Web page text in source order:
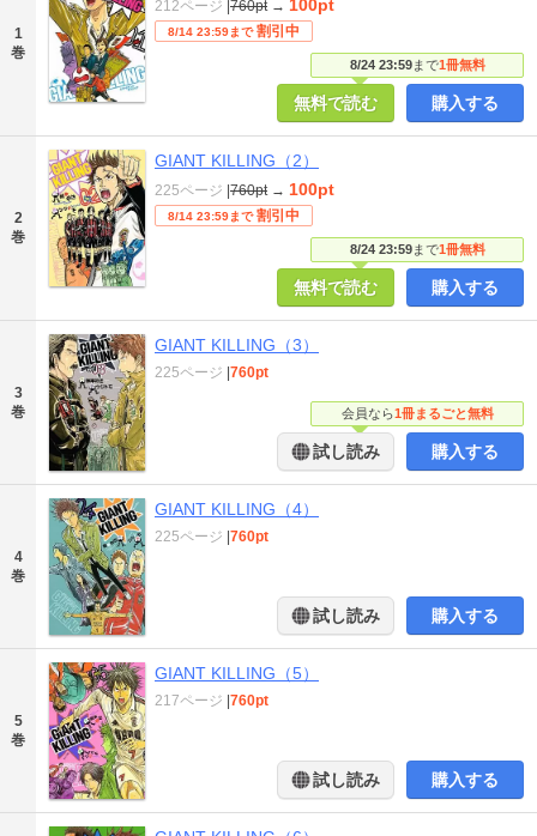
1
巻
8/24 23:59まで1冊無料
212ページ |760pt → 100pt
8/14 23:59まで 割引中
無料で読む 購入する
2
巻
GIANT KILLING（2）
8/24 23:59まで1冊無料
225ページ |760pt → 100pt
8/14 23:59まで 割引中
無料で読む 購入する
3
巻
GIANT KILLING（3）
会員なら1冊まるごと無料
225ページ |760pt
試し読み 購入する
4
巻
GIANT KILLING（4）
225ページ |760pt
試し読み 購入する
5
巻
GIANT KILLING（5）
217ページ |760pt
試し読み 購入する